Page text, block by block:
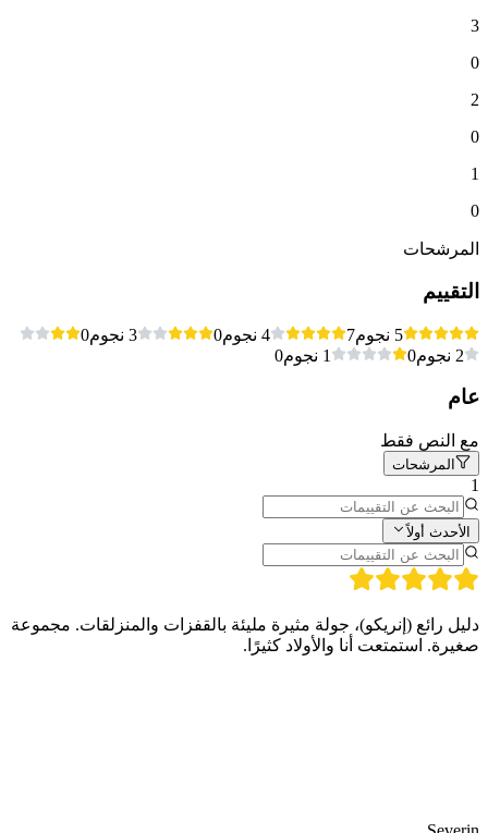
3
0
2
0
1
0
المرشحات
التقييم
5 نجوم 7 4 نجوم 0 3 نجوم
0
2 نجوم
0 1 نجوم 0
عام
مع النص فقط
المرشحات
1
الأحدث أولاً
دليل رائع (إنريكو)، جولة مثيرة مليئة بالقفزات والمنزلقات. مجموعة
صغيرة. استمتعت أنا والأولاد كثيرًا.